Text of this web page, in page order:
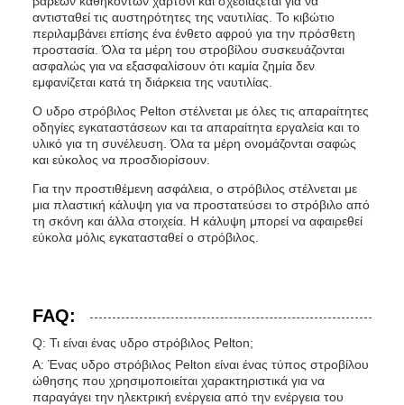
αντισταθεί τις αυστηρότητες της ναυτιλίας. Το κιβώτιο
περιλαμβάνει επίσης ένα ένθετο αφρού για την πρόσθετη
προστασία. Όλα τα μέρη του στροβίλου συσκευάζονται
ασφαλώς για να εξασφαλίσουν ότι καμία ζημία δεν
εμφανίζεται κατά τη διάρκεια της ναυτιλίας.
Ο υδρο στρόβιλος Pelton στέλνεται με όλες τις απαραίτητες
οδηγίες εγκαταστάσεων και τα απαραίτητα εργαλεία και το
υλικό για τη συνέλευση. Όλα τα μέρη ονομάζονται σαφώς
και εύκολος να προσδιορίσουν.
Για την προστιθέμενη ασφάλεια, ο στρόβιλος στέλνεται με
μια πλαστική κάλυψη για να προστατεύσει το στρόβιλο από
τη σκόνη και άλλα στοιχεία. Η κάλυψη μπορεί να αφαιρεθεί
εύκολα μόλις εγκατασταθεί ο στρόβιλος.
FAQ:
Q: Τι είναι ένας υδρο στρόβιλος Pelton;
Α: Ένας υδρο στρόβιλος Pelton είναι ένας τύπος στροβίλου
ώθησης που χρησιμοποιείται χαρακτηριστικά για να
παραγάγει την ηλεκτρική ενέργεια από την ενέργεια του